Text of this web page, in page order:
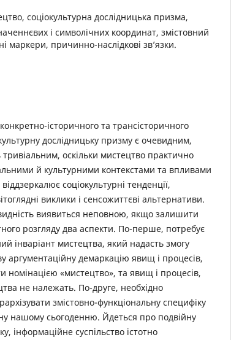
соціокультурна дослідницька призма,
і символічних координат, змістовний
маркери, причинно-наслідкові зв’язки.
історичного та трансісторичного
дослідницьку призму є очевидним,
тривіальним, оскільки мистецтво практично
й культурними контекстами та впливами
соціокультурні тенденції,
виклики і сенсожиттєві альтернативи.
виявиться неповною, якщо залишити
розгляду два аспекти. По-перше, потребує
інваріант мистецтва, який надасть змогу
аргументаційну демаркацію явищ і процесів,
номінацією «мистецтво», та явищ і процесів,
не належать. По-друге, необхідно
змістовно-функціональну специфіку
нашому сьогоденню. Йдеться про подвійну
інформаційне суспільство істотно